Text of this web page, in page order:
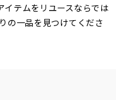
イテムをリユースならでは
の一品を見つけてくださ